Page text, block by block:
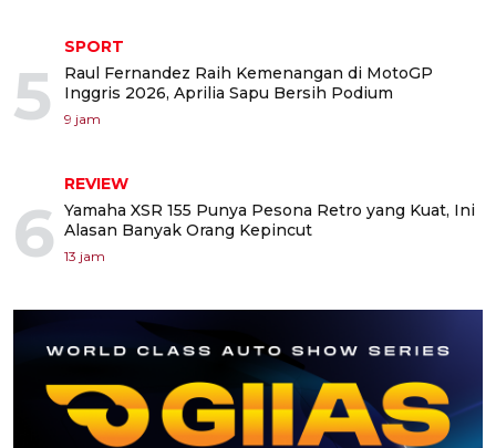
5
SPORT
Raul Fernandez Raih Kemenangan di MotoGP
Inggris 2026, Aprilia Sapu Bersih Podium
9 jam
6
REVIEW
Yamaha XSR 155 Punya Pesona Retro yang Kuat, Ini
Alasan Banyak Orang Kepincut
13 jam